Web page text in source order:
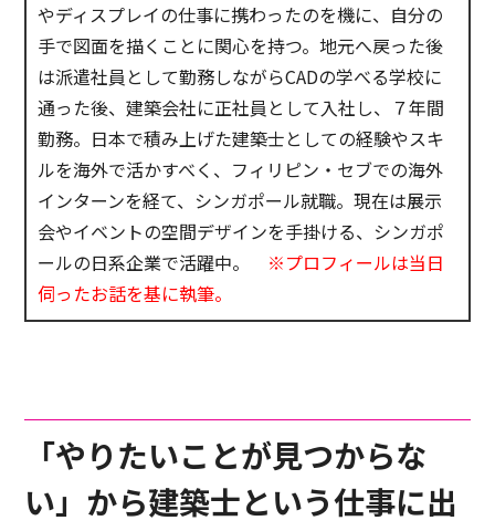
やディスプレイの仕事に携わったのを機に、自分の
手で図面を描くことに関心を持つ。地元へ戻った後
は派遣社員として勤務しながらCADの学べる学校に
通った後、建築会社に正社員として入社し、７年間
勤務。日本で積み上げた建築士としての経験やスキ
ルを海外で活かすべく、フィリピン・セブでの海外
インターンを経て、シンガポール就職。現在は展示
会やイベントの空間デザインを手掛ける、シンガポ
ールの日系企業で活躍中。 ※プロフィールは当日
伺ったお話を基に執筆。
「やりたいことが見つからな
い」から建築士という仕事に出